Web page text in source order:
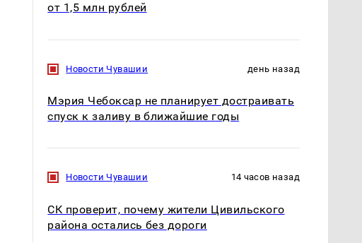
от 1,5 млн рублей
Новости Чувашии день назад
Мэрия Чебоксар не планирует достраивать
спуск к заливу в ближайшие годы
Новости Чувашии 14 часов назад
СК проверит, почему жители Цивильского
района остались без дороги